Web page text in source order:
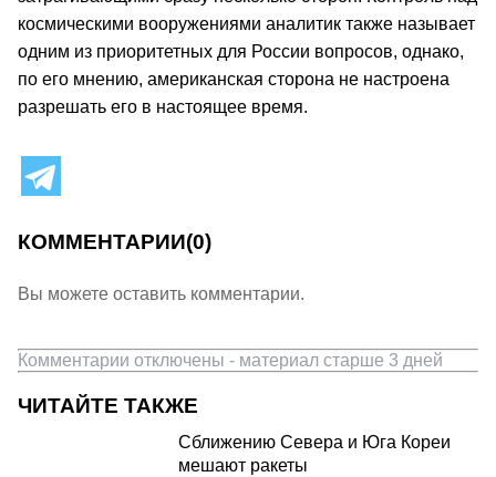
космическими вооружениями аналитик также называет
одним из приоритетных для России вопросов, однако,
по его мнению, американская сторона не настроена
разрешать его в настоящее время.
КОММЕНТАРИИ(0)
Вы можете оставить комментарии.
Комментарии отключены - материал старше 3 дней
ЧИТАЙТЕ ТАКЖЕ
Сближению Севера и Юга Кореи
мешают ракеты